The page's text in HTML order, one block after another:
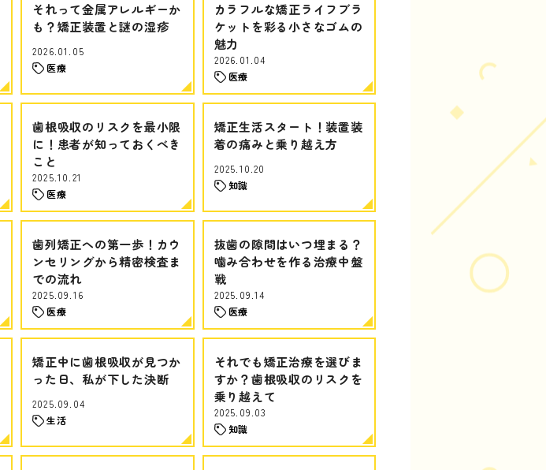
それって金属アレルギーか
も？矯正装置と謎の湿疹
2026.01.05
医療
カラフルな矯正ライフブラ
ケットを彩る小さなゴムの
魅力
2026.01.04
医療
歯根吸収のリスクを最小限
に！患者が知っておくべき
こと
2025.10.21
医療
矯正生活スタート！装置装
着の痛みと乗り越え方
2025.10.20
知識
歯列矯正への第一歩！カウ
ンセリングから精密検査ま
での流れ
2025.09.16
医療
抜歯の隙間はいつ埋まる？
噛み合わせを作る治療中盤
戦
2025.09.14
医療
矯正中に歯根吸収が見つか
った日、私が下した決断
2025.09.04
生活
それでも矯正治療を選びま
すか？歯根吸収のリスクを
乗り越えて
2025.09.03
知識